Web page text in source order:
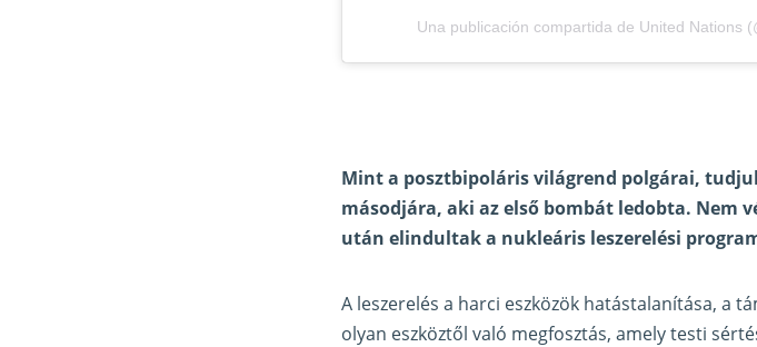
Una publicación compartida de United Nations
Mint a posztbipoláris világrend polgárai,
másodjára, aki az első bombát ledobta. Nem
után elindultak a nukleáris leszerelési
A leszerelés a harci eszközök hatástalanítása, a
olyan eszköztől való megfosztás, amely testi